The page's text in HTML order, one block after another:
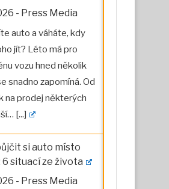
- Press Media
auto a váháte, kdy
jít? Léto má pro
vozu hned několik
snadno zapomíná. Od
na prodej některých
[...]
si auto místo
situací ze života
- Press Media